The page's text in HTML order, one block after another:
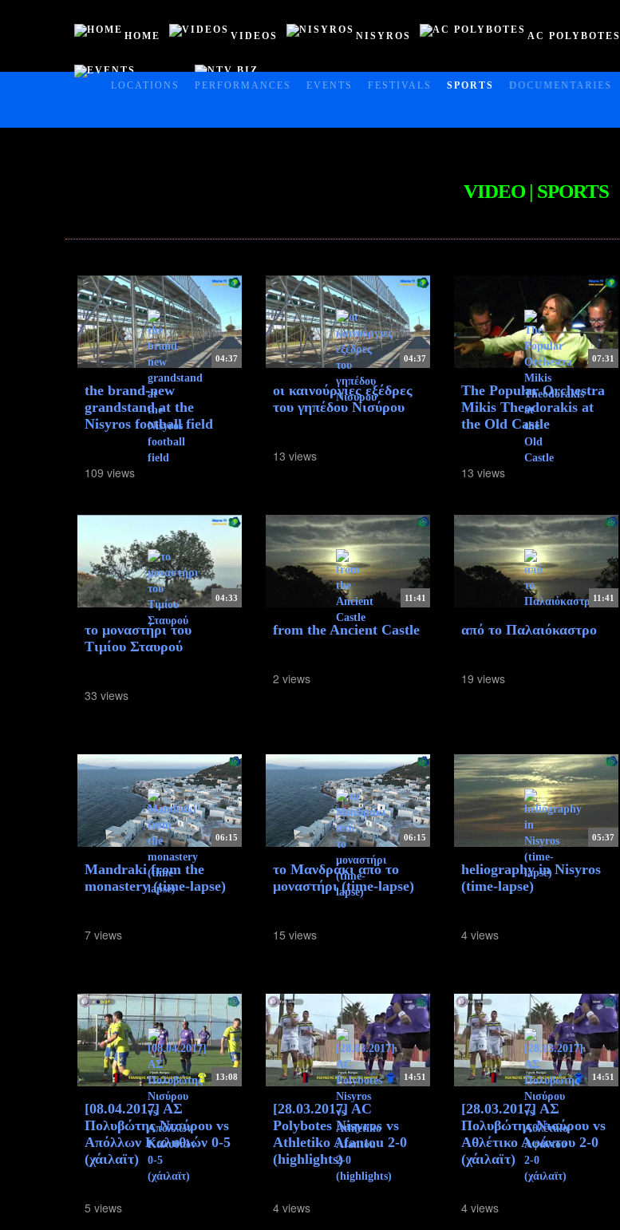
HOME VIDEOS
LOCATIONS PERFORMANCES EVENTS FESTIVALS SPORTS DOCUMENTARIES
NISYROS AC POLYBOTES
VIDEO | SPORTS
04:37
the brand-new
grandstand at the
Nisyros football field
109 views
04:37
οι καινούργιες εξέδρες
του γηπέδου Νισύρου
13 views
07:31
The Popular Orchestra
Mikis Theodorakis at
the Old Castle
13 views
04:33
το μοναστήρι του
Τιμίου Σταυρού
33 views
11:41
from the Ancient Castle
2 views
11:41
από το Παλαιόκαστρο
19 views
06:15
Mandraki from the
monastery (time-lapse)
7 views
06:15
το Μανδράκι από το
μοναστήρι (time-lapse)
15 views
05:37
heliography in Nisyros
(time-lapse)
4 views
13:08
[08.04.2017] ΑΣ
Πολυβώτης Νισύρου vs
Απόλλων Καλυθιών 0-5
(χάιλαϊτ)
5 views
14:51
[28.03.2017] AC
Polybotes Nisyros vs
Athletiko Afantou 2-0
(highlights)
4 views
14:51
[28.03.2017] ΑΣ
Πολυβώτης Νισύρου vs
Αθλέτικο Αφάντου 2-0
(χάιλαϊτ)
4 views